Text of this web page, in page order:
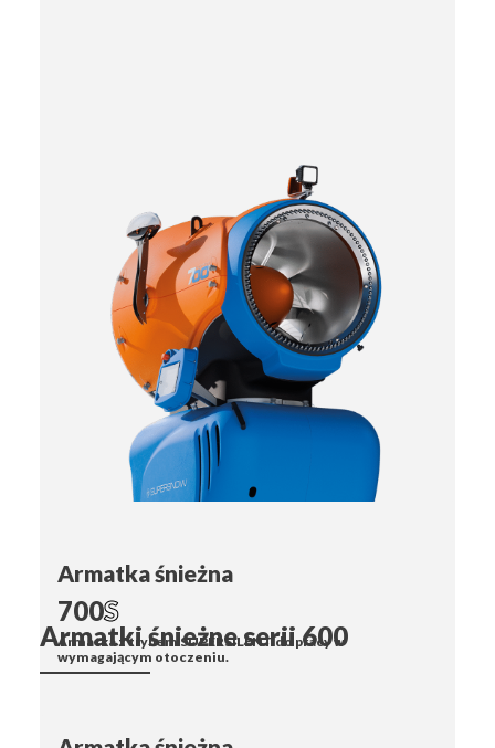
Armatka śnieżna
700S
Armatka z trybem SUPERSILENT do pracy w
wymagającym otoczeniu.
Armatki śnieżne serii 600